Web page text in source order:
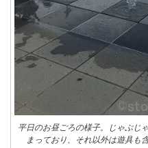
平日のお昼ごろの様子。じゃぶじ
まっており、それ以外は遊具も